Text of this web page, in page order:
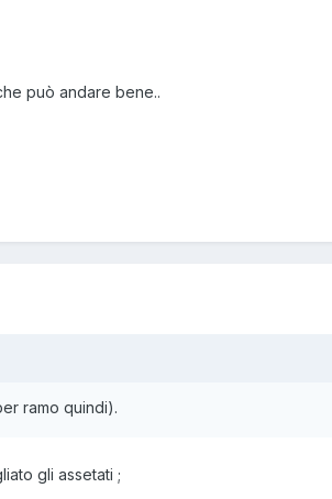
può andare bene..
ramo quindi).
gli assetati ;